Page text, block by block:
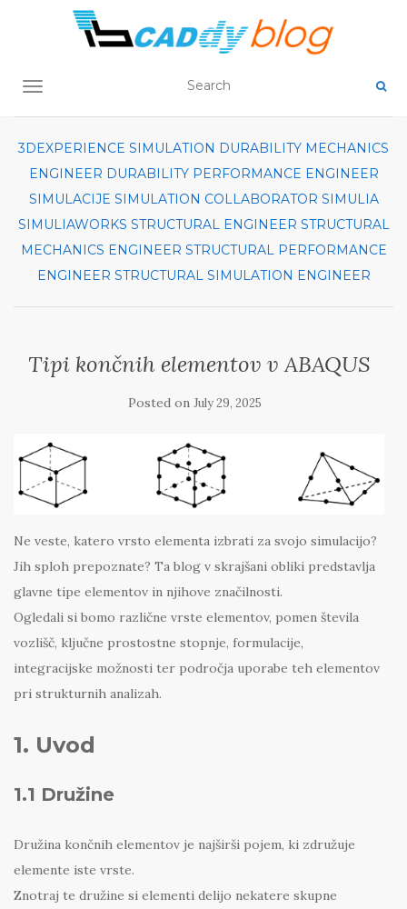
TOGGLE NAVIGATION
3DEXPERIENCE SIMULATION DURABILITY MECHANICS
ENGINEER DURABILITY PERFORMANCE ENGINEER
SIMULACIJE SIMULATION COLLABORATOR SIMULIA
SIMULIAWORKS STRUCTURAL ENGINEER STRUCTURAL
MECHANICS ENGINEER STRUCTURAL PERFORMANCE
ENGINEER STRUCTURAL SIMULATION ENGINEER
Tipi končnih elementov v ABAQUS
Posted on July 29, 2025
Ne veste, katero vrsto elementa izbrati za svojo simulacijo?
Jih sploh prepoznate? Ta blog v skrajšani obliki predstavlja
glavne tipe elementov in njihove značilnosti.
Ogledali si bomo različne vrste elementov, pomen števila
vozlišč, ključne prostostne stopnje, formulacije,
integracijske možnosti ter področja uporabe teh elementov
pri strukturnih analizah.
1. Uvod
1.1 Družine
Družina končnih elementov je najširši pojem, ki združuje
elemente iste vrste.
Znotraj te družine si elementi delijo nekatere skupne